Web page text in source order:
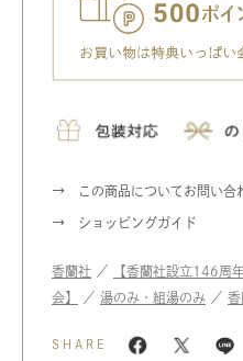
この商品についてお問い合
ショッピングガイド
香蘭社 ／
【香蘭社設立146周
会】
／ 湯のみ・組湯のみ ／
SHARE